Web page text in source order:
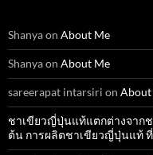
Shanyaon About Me
Shanyaon About Me
sareerapat intarsiri on About
ชาเขียวญี่ปุ่นแท้แตกต่างจากช
ต้น การผลิตชาเขียวญี่ปุ่นแท้ ที่